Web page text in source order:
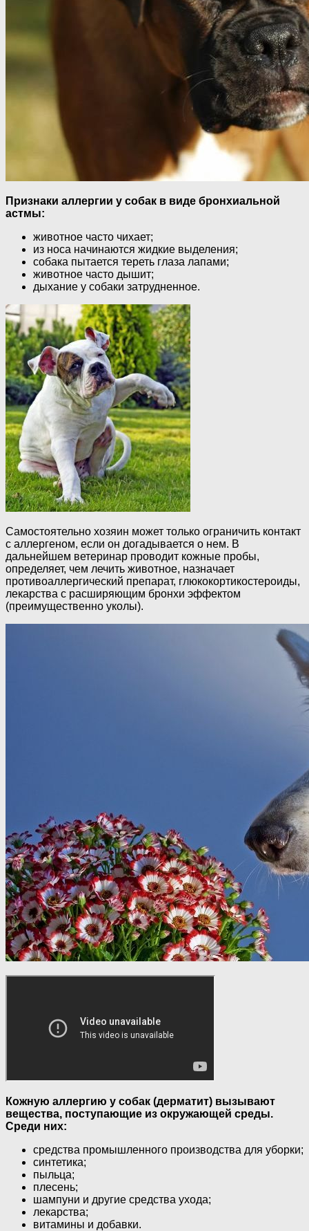
Признаки аллергии у собак в виде бронхиальной
астмы:
животное часто чихает;
из носа начинаются жидкие выделения;
собака пытается тереть глаза лапами;
животное часто дышит;
дыхание у собаки затрудненное.
Самостоятельно хозяин может только ограничить контакт
с аллергеном, если он догадывается о нем. В
дальнейшем ветеринар проводит кожные пробы,
определяет, чем лечить животное, назначает
противоаллергический препарат, глюкокортикостероиды,
лекарства с расширяющим бронхи эффектом
(преимущественно уколы).
Кожную аллергию у собак (дерматит) вызывают
вещества, поступающие из окружающей среды.
Среди них:
средства промышленного производства для уборки;
синтетика;
пыльца;
плесень;
шампуни и другие средства ухода;
лекарства;
витамины и добавки.